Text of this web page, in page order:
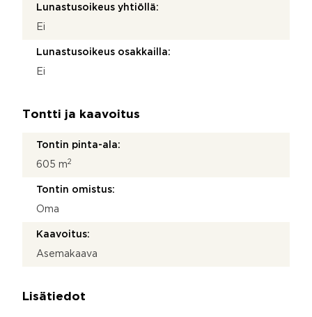
Lunastusoikeus yhtiöllä:
Ei
Lunastusoikeus osakkailla:
Ei
Tontti ja kaavoitus
Tontin pinta-ala:
605 m2
Tontin omistus:
Oma
Kaavoitus:
Asemakaava
Lisätiedot